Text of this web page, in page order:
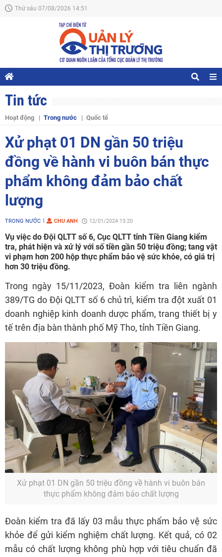
Thứ sáu 07/08/2026 14:51
Tin tức
Hoạt động Trong nước Quốc tế
Xử phạt 01 DN gần 50 triệu
đồng về hành vi buôn bán thực
phẩm không đảm bảo chất
lượng
TRONG NƯỚC CHU ANH 12/01/2024 13:20
Vụ việc do Đội QLTT số 6, Cục QLTT tỉnh Tiền Giang kiểm
tra, phát hiện và xử lý với số tiền gần 50 triệu đồng; tang vật
vi phạm hơn 200 hộp thực phẩm bảo vệ sức khỏe, có giá trị
hơn 30 triệu đồng.
Trong ngày 15/11/2023, Đoàn kiểm tra liên ngành
389/TG do Đội QLTT số 6 chủ trì, kiểm tra đột xuất 01
doanh nghiệp kinh doanh dược phẩm, trang thiết bị y
tế trên địa bàn thành phố Mỹ Tho, tỉnh Tiền Giang.
Xử phạt 01 DN gần 50 triệu đồng về hành vi buôn bán
thực phẩm không đảm bảo chất lượng
Đoàn kiểm tra đã lấy 03 mẫu thực phẩm bảo vệ sức
khỏe để gửi kiểm nghiệm chất lượng. Kết quả, có 02
mẫu có chất lượng không phù hợp với tiêu chuẩn đã